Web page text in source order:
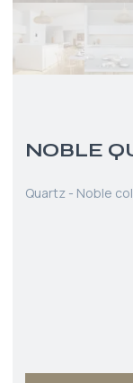
NOBLE
Quartz - Noble